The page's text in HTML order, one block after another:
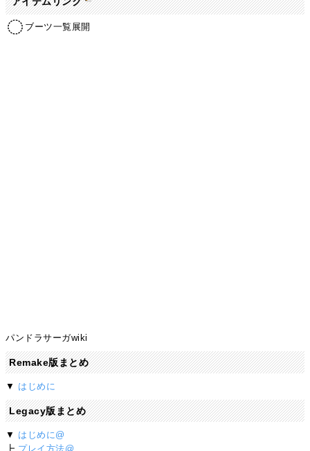
ブーツ一覧展開
パンドラサーガwiki
Remake版まとめ
▼ はじめに
Legacy版まとめ
▼ はじめに@
┣ プレイ方法@